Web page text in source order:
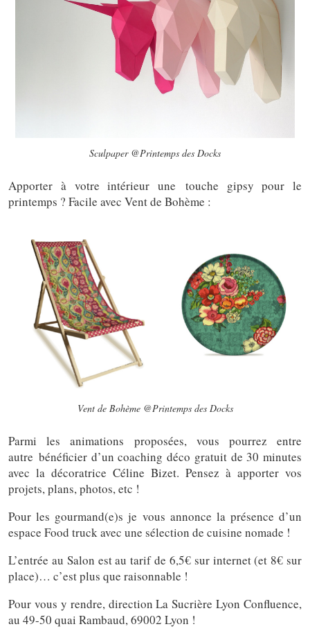
Sculpaper @Printemps des Docks
Apporter à votre intérieur une touche gipsy pour le
printemps ? Facile avec Vent de Bohème :
Vent de Bohème @Printemps des Docks
Parmi les animations proposées, vous pourrez entre
autre bénéficier d’un coaching déco gratuit de 30 minutes
avec la décoratrice Céline Bizet. Pensez à apporter vos
projets, plans, photos, etc !
Pour les gourmand(e)s je vous annonce la présence d’un
espace Food truck avec une sélection de cuisine nomade !
L’entrée au Salon est au tarif de 6,5€ sur internet (et 8€ sur
place)… c’est plus que raisonnable !
Pour vous y rendre, direction La Sucrière Lyon Confluence,
au 49-50 quai Rambaud, 69002 Lyon !